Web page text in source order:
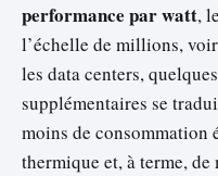
performance par watt,
l’échelle de millions,
les data centers,
supplémentaires se
moins de consommation
thermique et, à terme,